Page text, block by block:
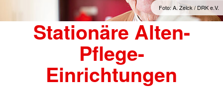
Foto: A. Zelck / DRK e.V.
Stationäre Alten-
Pflege-
Einrichtungen